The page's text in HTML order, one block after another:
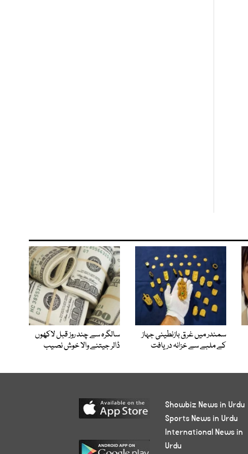
سمندر میں غرق بازنطینی جہاز
کے ملبے سے خزانہ دریافت
سالگرہ سے چند روز قبل لاکھوں
ڈالر جیتنے والا خوش نصیب
Showbiz News in Urdu
Sports News in Urdu
International News in
Urdu